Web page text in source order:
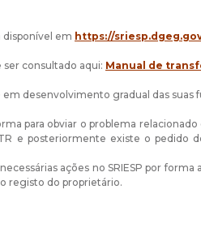
disponível em https://
ser consultado aqui: Manual de
desenvolvimento gradual das suas
para obviar o problema
e posteriormente existe o pedido
ações no SRIESP por
registo do proprietário.